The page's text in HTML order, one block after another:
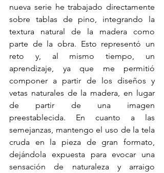
nueva serie he trabajado directamente
sobre tablas de pino, integrando la
textura natural de la madera como
parte de la obra. Esto representó un
reto y, al mismo tiempo, un
aprendizaje, ya que me permitió
componer a partir de los diseños y
vetas naturales de la madera, en lugar
de partir de una imagen
preestablecida. En cuanto a las
semejanzas, mantengo el uso de la tela
cruda en la pieza de gran formato,
dejándola expuesta para evocar una
sensación de naturaleza y arraigo